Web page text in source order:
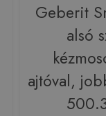
Geberit
alsó
ajtóval,